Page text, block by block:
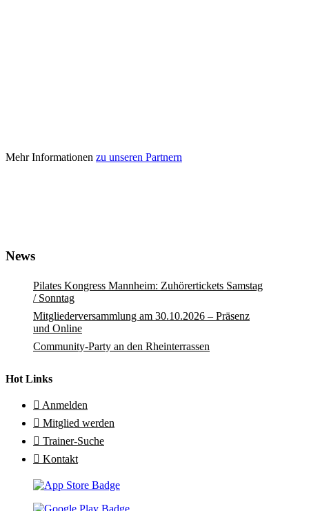
Mehr Informationen zu unseren Partnern
News
Pilates Kongress Mannheim: Zuhörertickets Samstag
/ Sonntag
Mitgliederversammlung am 30.10.2026 – Präsenz
und Online
Community-Party an den Rheinterrassen
Hot Links
Anmelden
Mitglied werden
Trainer-Suche
Kontakt